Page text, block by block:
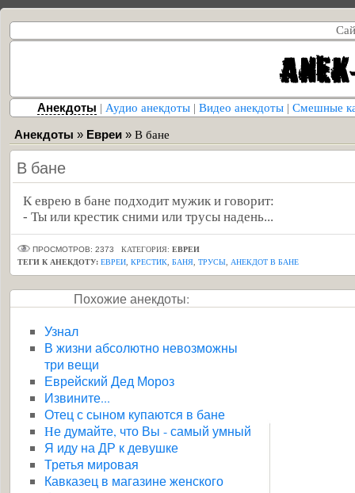
Анекдоты | Аудио анекдоты | Видео анекдоты | Смешные
Анекдоты » Евреи » В бане
В бане
К еврею в бане подходит мужик и говорит:
- Ты или крестик сними или трусы надень...
ПРОСМОТРОВ: 2373 КАТЕГОРИЯ: ЕВРЕИ
ТЕГИ К АНЕКДОТУ: ЕВРЕИ КРЕСТИК БАНЯ ТРУСЫ АНЕКДОТ В БАНЕ
Похожие анекдоты:
Узнал
В жизни абсолютно невозможны
три вещи
Еврейский Дед Мороз
Извините...
Отец с сыном купаются в бане
Hе думайте, что Вы - самый умный
Я иду на ДР к девушке
Третья мировая
Кавказец в магазине женского